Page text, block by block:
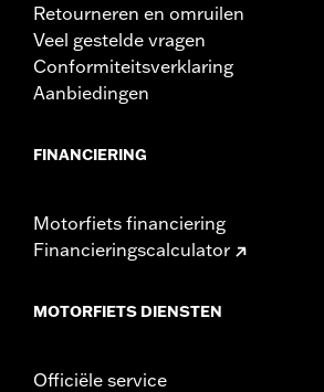
Retourneren en omruilen
Veel gestelde vragen
Conformiteitsverklaring
Aanbiedingen
FINANCIERING
Motorfiets financiering
Financieringscalculator
MOTORFIETS DIENSTEN
Officiële service